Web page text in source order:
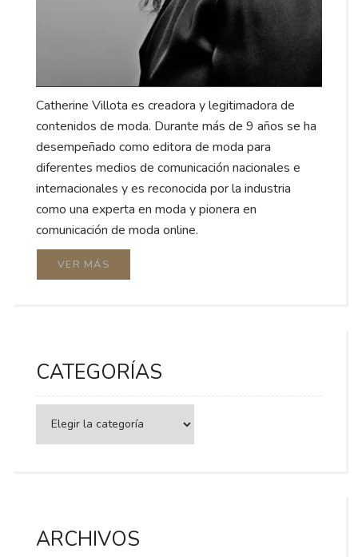
Catherine Villota es creadora y legitimadora de
contenidos de moda. Durante más de 9 años se ha
desempeñado como editora de moda para
diferentes medios de comunicación nacionales e
internacionales y es reconocida por la industria
como una experta en moda y pionera en
comunicación de moda online.
VER MÁS
CATEGORÍAS
ARCHIVOS